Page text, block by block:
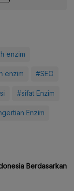
enzim
enzim #SEO
#sifat Enzim
Enzim